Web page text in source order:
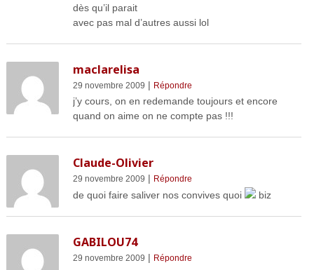
dès qu’il parait
avec pas mal d’autres aussi lol
maclarelisa
29 novembre 2009 | Répondre
j’y cours, on en redemande toujours et encore
quand on aime on ne compte pas !!!
Claude-Olivier
29 novembre 2009 | Répondre
de quoi faire saliver nos convives quoi biz
GABILOU74
29 novembre 2009 | Répondre